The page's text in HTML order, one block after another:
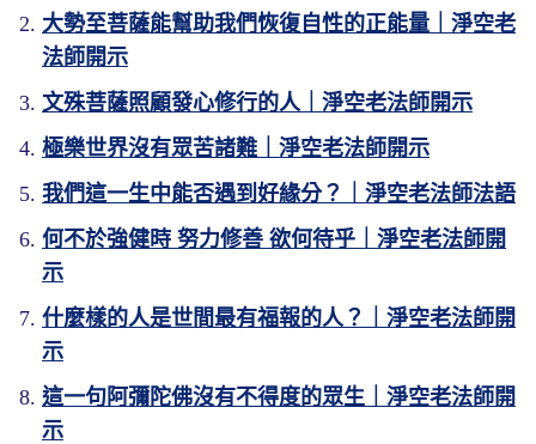
大勢至菩薩能幫助我們恢復自性的正能量｜淨空老
法師開示
文殊菩薩照顧發心修行的人｜淨空老法師開示
極樂世界沒有眾苦諸難｜淨空老法師開示
我們這一生中能否遇到好緣分？｜淨空老法師法語
何不於強健時 努力修善 欲何待乎｜淨空老法師開
示
什麼樣的人是世間最有福報的人？｜淨空老法師開
示
這一句阿彌陀佛沒有不得度的眾生｜淨空老法師開
示